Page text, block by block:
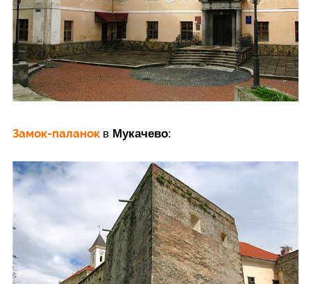
Замок-паланок в Мукачево: